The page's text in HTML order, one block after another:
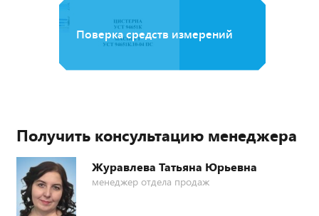
Поверка средств измерений
Получить консультацию менеджера
Журавлева Татьяна Юрьевна
менеджер отдела продаж